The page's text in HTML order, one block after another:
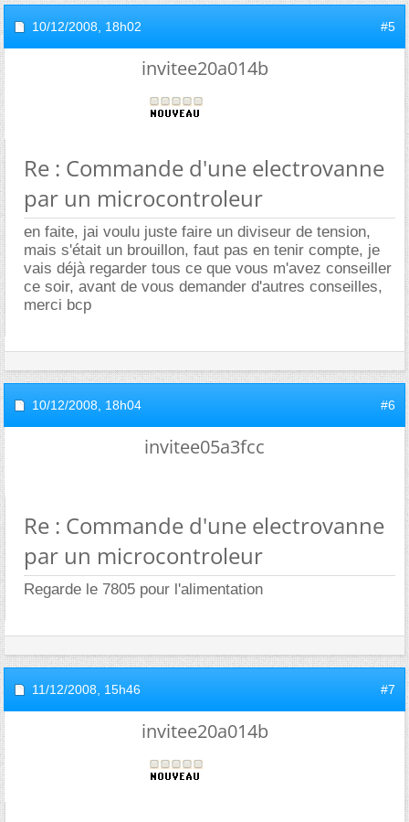
10/12/2008, 18h02 #5
invitee20a014b
Re : Commande d'une electrovanne
par un microcontroleur
en faite, jai voulu juste faire un diviseur de tension,
mais s'était un brouillon, faut pas en tenir compte, je
vais déjà regarder tous ce que vous m'avez conseiller
ce soir, avant de vous demander d'autres conseilles,
merci bcp
10/12/2008, 18h04 #6
invitee05a3fcc
Re : Commande d'une electrovanne
par un microcontroleur
Regarde le 7805 pour l'alimentation
11/12/2008, 15h46 #7
invitee20a014b